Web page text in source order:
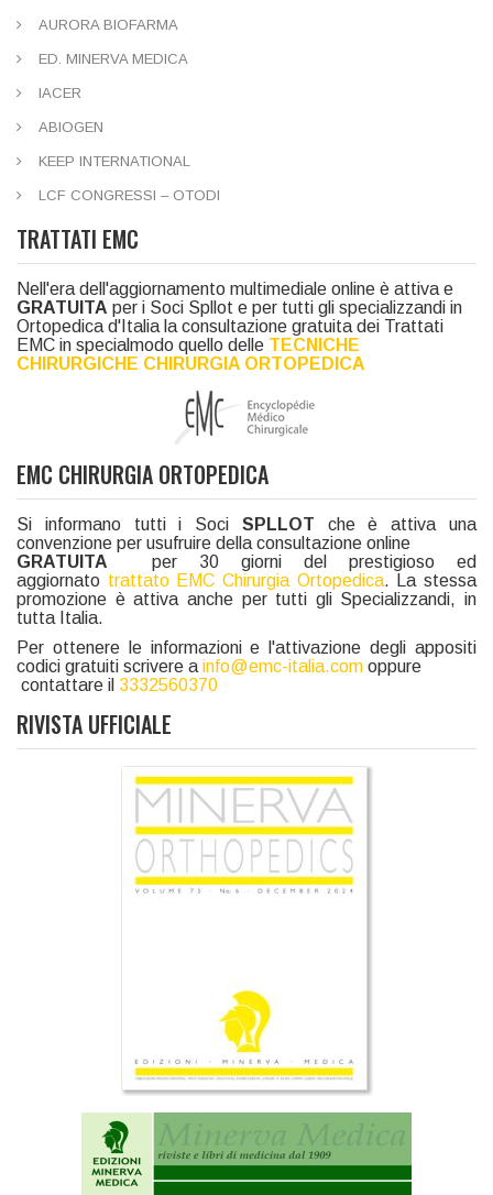
AURORA BIOFARMA
ED. MINERVA MEDICA
IACER
ABIOGEN
KEEP INTERNATIONAL
LCF CONGRESSI – OTODI
TRATTATI EMC
Nell'era dell'aggiornamento multimediale online è attiva e
GRATUITA per i Soci Spllot e per tutti gli specializzandi in
Ortopedica d'Italia la consultazione gratuita dei Trattati
EMC in specialmodo quello delle TECNICHE
CHIRURGICHE CHIRURGIA ORTOPEDICA
EMC CHIRURGIA ORTOPEDICA
Si informano tutti i Soci SPLLOT che è attiva una
convenzione per usufruire della consultazione online
GRATUITA per 30 giorni del prestigioso ed
aggiornato trattato EMC Chirurgia Ortopedica. La stessa
promozione è attiva anche per tutti gli Specializzandi, in
tutta Italia.
Per ottenere le informazioni e l'attivazione degli appositi
codici gratuiti scrivere a info@emc-italia.com oppure
contattare il 3332560370
RIVISTA UFFICIALE